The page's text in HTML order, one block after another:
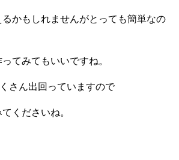
かもしれませんがとっても簡単なの
てみてもいいですね。
さん出回っていますので
くださいね。